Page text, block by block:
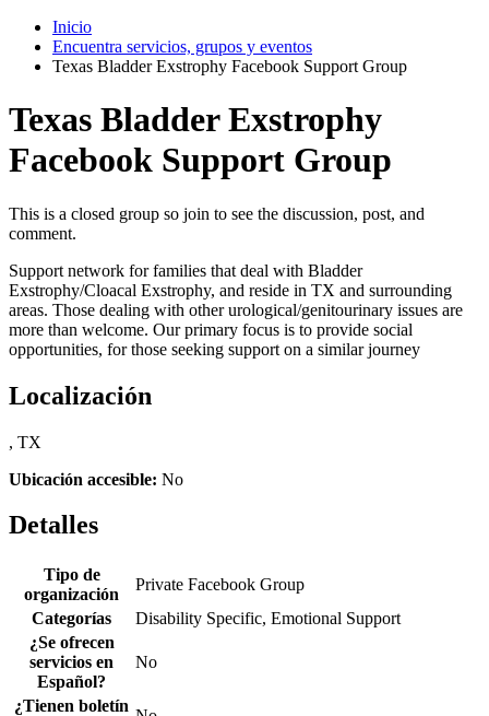
Inicio
Encuentra servicios, grupos y eventos
Texas Bladder Exstrophy Facebook Support Group
Texas Bladder Exstrophy
Facebook Support Group
This is a closed group so join to see the discussion, post, and
comment.
Support network for families that deal with Bladder
Exstrophy/Cloacal Exstrophy, and reside in TX and surrounding
areas. Those dealing with other urological/genitourinary issues are
more than welcome. Our primary focus is to provide social
opportunities, for those seeking support on a similar journey
Localización
, TX
Ubicación accesible: No
Detalles
Tipo de
organización
Private Facebook Group
Categorías
Disability Specific, Emotional Support
¿Se ofrecen
servicios en
Español?
No
¿Tienen boletín